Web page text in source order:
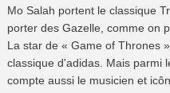
Mo Salah portent le classique
porter des Gazelle, comme on
La star de « Game of Thrones
classique d'adidas. Mais parmi
compte aussi le musicien et